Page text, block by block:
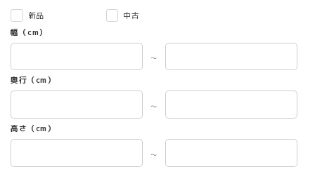
新品
中古
幅（cm）
～
奥行（cm）
～
高さ（cm）
～